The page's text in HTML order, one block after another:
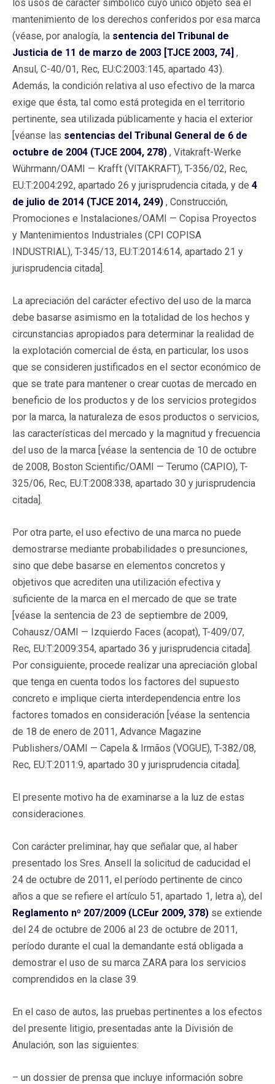
los usos de carácter simbólico cuyo único objeto sea el
mantenimiento de los derechos conferidos por esa marca
(véase, por analogía, la sentencia del Tribunal de
Justicia de 11 de marzo de 2003 [TJCE 2003, 74] ,
Ansul, C-40/01, Rec, EU:C:2003:145, apartado 43).
Además, la condición relativa al uso efectivo de la marca
exige que ésta, tal como está protegida en el territorio
pertinente, sea utilizada públicamente y hacia el exterior
[véanse las sentencias del Tribunal General de 6 de
octubre de 2004 (TJCE 2004, 278) , Vitakraft-Werke
Wührmann/OAMI — Krafft (VITAKRAFT), T-356/02, Rec,
EU:T:2004:292, apartado 26 y jurisprudencia citada, y de 4
de julio de 2014 (TJCE 2014, 249) , Construcción,
Promociones e Instalaciones/OAMI — Copisa Proyectos
y Mantenimientos Industriales (CPI COPISA
INDUSTRIAL), T-345/13, EU:T:2014:614, apartado 21 y
jurisprudencia citada].
La apreciación del carácter efectivo del uso de la marca
debe basarse asimismo en la totalidad de los hechos y
circunstancias apropiados para determinar la realidad de
la explotación comercial de ésta, en particular, los usos
que se consideren justificados en el sector económico de
que se trate para mantener o crear cuotas de mercado en
beneficio de los productos y de los servicios protegidos
por la marca, la naturaleza de esos productos o servicios,
las características del mercado y la magnitud y frecuencia
del uso de la marca [véase la sentencia de 10 de octubre
de 2008, Boston Scientific/OAMI — Terumo (CAPIO), T-
325/06, Rec, EU:T:2008:338, apartado 30 y jurisprudencia
citada].
Por otra parte, el uso efectivo de una marca no puede
demostrarse mediante probabilidades o presunciones,
sino que debe basarse en elementos concretos y
objetivos que acrediten una utilización efectiva y
suficiente de la marca en el mercado de que se trate
[véase la sentencia de 23 de septiembre de 2009,
Cohausz/OAMI — Izquierdo Faces (acopat), T-409/07,
Rec, EU:T:2009:354, apartado 36 y jurisprudencia citada].
Por consiguiente, procede realizar una apreciación global
que tenga en cuenta todos los factores del supuesto
concreto e implique cierta interdependencia entre los
factores tomados en consideración [véase la sentencia
de 18 de enero de 2011, Advance Magazine
Publishers/OAMI — Capela & Irmãos (VOGUE), T-382/08,
Rec, EU:T:2011:9, apartado 30 y jurisprudencia citada].
El presente motivo ha de examinarse a la luz de estas
consideraciones.
Con carácter preliminar, hay que señalar que, al haber
presentado los Sres. Ansell la solicitud de caducidad el
24 de octubre de 2011, el período pertinente de cinco
años a que se refiere el artículo 51, apartado 1, letra a), del
Reglamento nº 207/2009 (LCEur 2009, 378) se extiende
del 24 de octubre de 2006 al 23 de octubre de 2011,
período durante el cual la demandante está obligada a
demostrar el uso de su marca ZARA para los servicios
comprendidos en la clase 39.
En el caso de autos, las pruebas pertinentes a los efectos
del presente litigio, presentadas ante la División de
Anulación, son las siguientes:
– un dossier de prensa que incluye información sobre